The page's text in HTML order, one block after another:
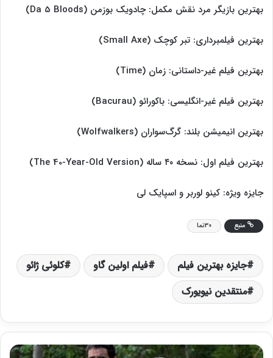
بهترین بازیگر مرد نقش مکمل: چادویک بوزمن (Da 5 Bloods)
بهترین فیلمبرداری: تبر کوچک (Small Axe)
بهترین فیلم غیر-داستانی: زمان (Time)
بهترین فیلم غیر-انگلیسی: باکورائو (Bacurau)
بهترین انیمیشن بلند: گرگ‌سواران (Wolfwalkers)
بهترین فیلم اول: نسخه ۴۰ ساله (The 40-Year-Old Version)
جایزه ویژه: کینو لوربر و اسپایک لی
منبع 30نما
جایزه بهترین فیلم فیلم اولین گاو
کلوئی ژائو
منتقدین نیویورک
ا